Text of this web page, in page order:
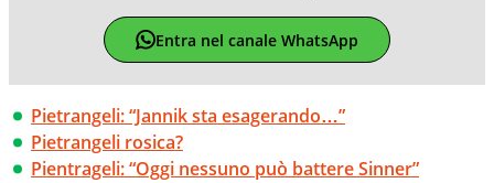
Entra nel canale WhatsApp
Pietrangeli: “Jannik sta esagerando…”
Pietrangeli rosica?
Pientrageli: “Oggi nessuno può battere Sinner”